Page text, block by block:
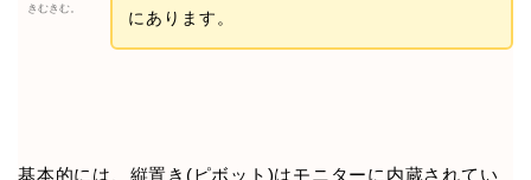
きむきむ。
にあります。
基本的には、縦置き(ピボット)はモニターに内蔵されてい